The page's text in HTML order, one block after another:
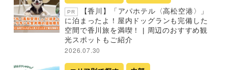
PR
【香川】「アパホテル〈高松空港〉」
に泊まったよ！屋内ドッグランも完備した
空間で香川旅を満喫！ | 周辺のおすすめ観
光スポットもご紹介
2026.07.30